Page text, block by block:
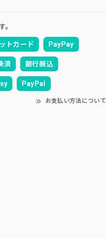
。
トカード PayPay
済 銀行振込
PayPal
お支払い方法について